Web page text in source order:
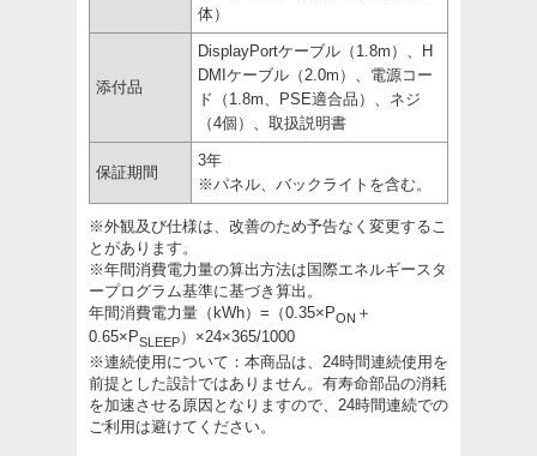
体）
添付品
DisplayPortケーブル（1.8m）、H
DMIケーブル（2.0m）、電源コー
ド（1.8m、PSE適合品）、ネジ
（4個）、取扱説明書
保証期間
3年
※パネル、バックライトを含む。
※外観及び仕様は、改善のため予告なく変更するこ
とがあります。
※年間消費電力量の算出方法は国際エネルギースタ
ープログラム基準に基づき算出。
年間消費電力量（kWh）=（0.35×PON ＋
0.65×PSLEEP）×24×365/1000
※連続使用について：本商品は、24時間連続使用を
前提とした設計ではありません。有寿命部品の消耗
を加速させる原因となりますので、24時間連続での
ご利用は避けてください。